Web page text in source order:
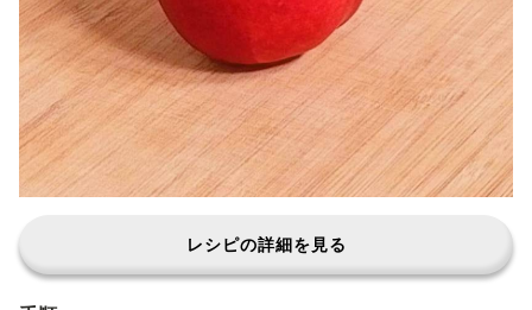
レシピの詳細を見る